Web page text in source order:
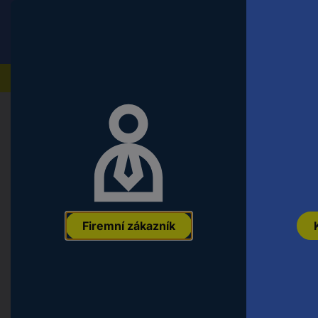
Firemní zákazník
Multimédia Pódiová, studiová a DJ technika
Visaton TR 84 ELA transformátor 10
4007540018010 Označení výrobce: Objednací číslo: